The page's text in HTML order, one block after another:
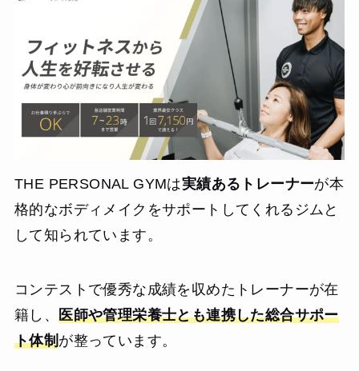
THE PERSONAL GYMは実績あるトレーナーが本
格的なボディメイクをサポートしてくれるジムと
して知られています。
コンテストで優秀な成績を収めたトレーナーが在
籍し、医師や管理栄養士とも連携した総合サポー
ト体制が整っています。